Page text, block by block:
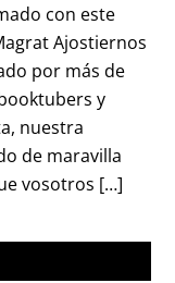
con este
Ajostiernos
por más de
y
nuestra
de maravilla
vosotros […]